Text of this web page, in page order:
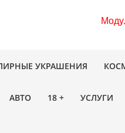
УКРАШЕНИЯ
АВТО 18 + УСЛУГИ